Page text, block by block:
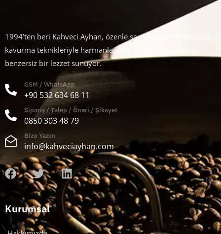
1994’ten beri Kahveci Ayhan, özenle seçilen çekirdekleri özel
kavurma teknikleriyle harmanlayarak kahve tutkunlarına
benzersiz bir lezzet sunuyor.
GSM / WhatsApp
+90 532 634 68 11
Sipariş / Talep / Öneri / Şikayet
0850 303 48 79
Bize Yazın
info@kahveciayhan.com
Kurumsal